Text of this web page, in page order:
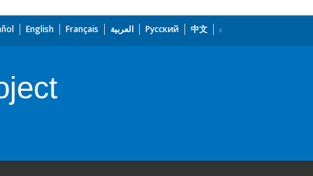
English Français العربية Русский 中文